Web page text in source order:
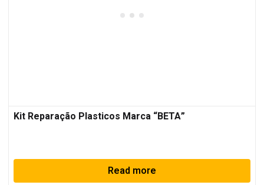
Kit Reparação Plasticos Marca “BETA”
Read more